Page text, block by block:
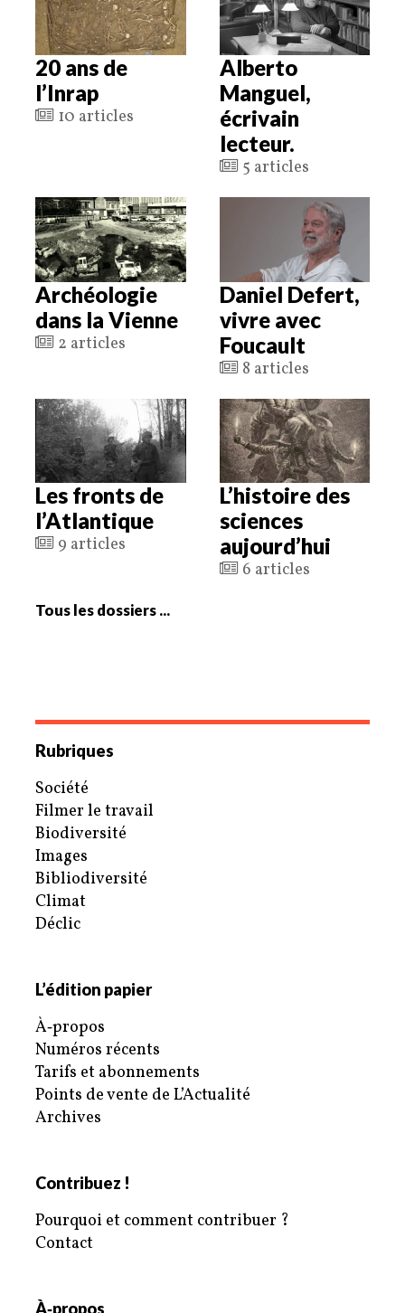
20 ans de
l’Inrap
10 articles
Alberto
Manguel,
écrivain
lecteur.
5 articles
Archéologie
dans la Vienne
2 articles
Daniel Defert,
vivre avec
Foucault
8 articles
Les fronts de
l’Atlantique
9 articles
L’histoire des
sciences
aujourd’hui
6 articles
Tous les dossiers ...
Rubriques
Société
Filmer le travail
Biodiversité
Images
Bibliodiversité
Climat
Déclic
L’édition papier
À‑propos
Numéros récents
Tarifs et abonnements
Points de vente de L’Actualité
Archives
Contribuez !
Pourquoi et comment contribuer ?
Contact
À‑propos